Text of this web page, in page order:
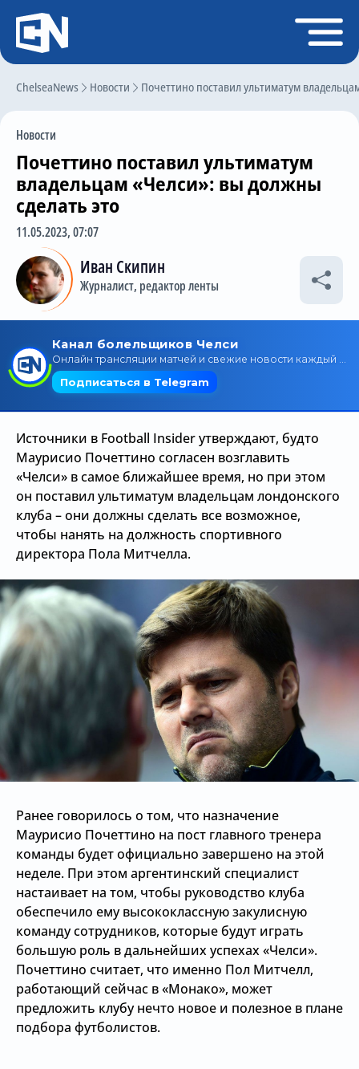
ChelseaNews Новости Почеттино поставил ультиматум
Новости
Почеттино поставил ультиматум
владельцам «Челси»: вы должны
сделать это
11.05.2023, 07:07
Иван Скипин
Журналист, редактор ленты
Источники в Football Insider утверждают, будто
Маурисио Почеттино согласен возглавить
«Челси» в самое ближайшее время, но при этом
он поставил ультиматум владельцам лондонского
клуба – они должны сделать все возможное,
чтобы нанять на должность спортивного
директора Пола Митчелла.
Ранее говорилось о том, что назначение
Маурисио Почеттино на пост главного тренера
команды будет официально завершено на этой
неделе. При этом аргентинский специалист
настаивает на том, чтобы руководство клуба
обеспечило ему высококлассную закулисную
команду сотрудников, которые будут играть
большую роль в дальнейших успехах «Челси».
Почеттино считает, что именно Пол Митчелл,
работающий сейчас в «Монако», может
предложить клубу нечто новое и полезное в плане
подбора футболистов.
Регистрация
Главная
Трансферы
Слухи
История Челси
Статистика
Календарь игр
Поиск по сайту
Трансляции
О сайте
Контакты